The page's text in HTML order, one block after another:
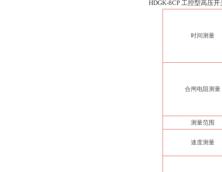
HDGK-8CP 工控型高压
时间测量
合闸电阻测量
测量范围
速度测量